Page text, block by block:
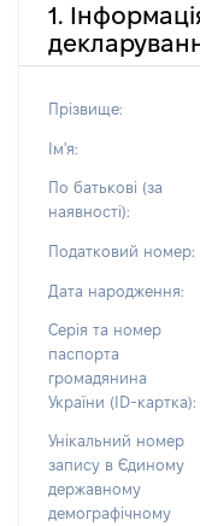
1.
Прізвище:
Ім'я:
По батькові (за
наявності):
Податковий номер:
Дата народження:
Серія та номер
паспорта
громадянина
України (ID-картка):
Унікальний номер
запису в Єдиному
державному
демографічному